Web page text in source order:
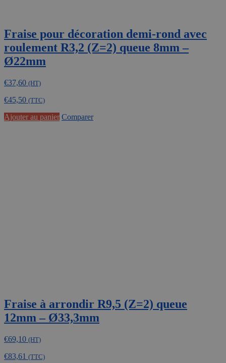
Fraise pour décoration demi-rond avec
roulement R3,2 (Z=2) queue 8mm –
Ø22mm
€37,60 (HT)
€45,50 (TTC)
Ajouter au panier Comparer
Fraise à arrondir R9,5 (Z=2) queue
12mm – Ø33,3mm
€69,10 (HT)
€83,61 (TTC)